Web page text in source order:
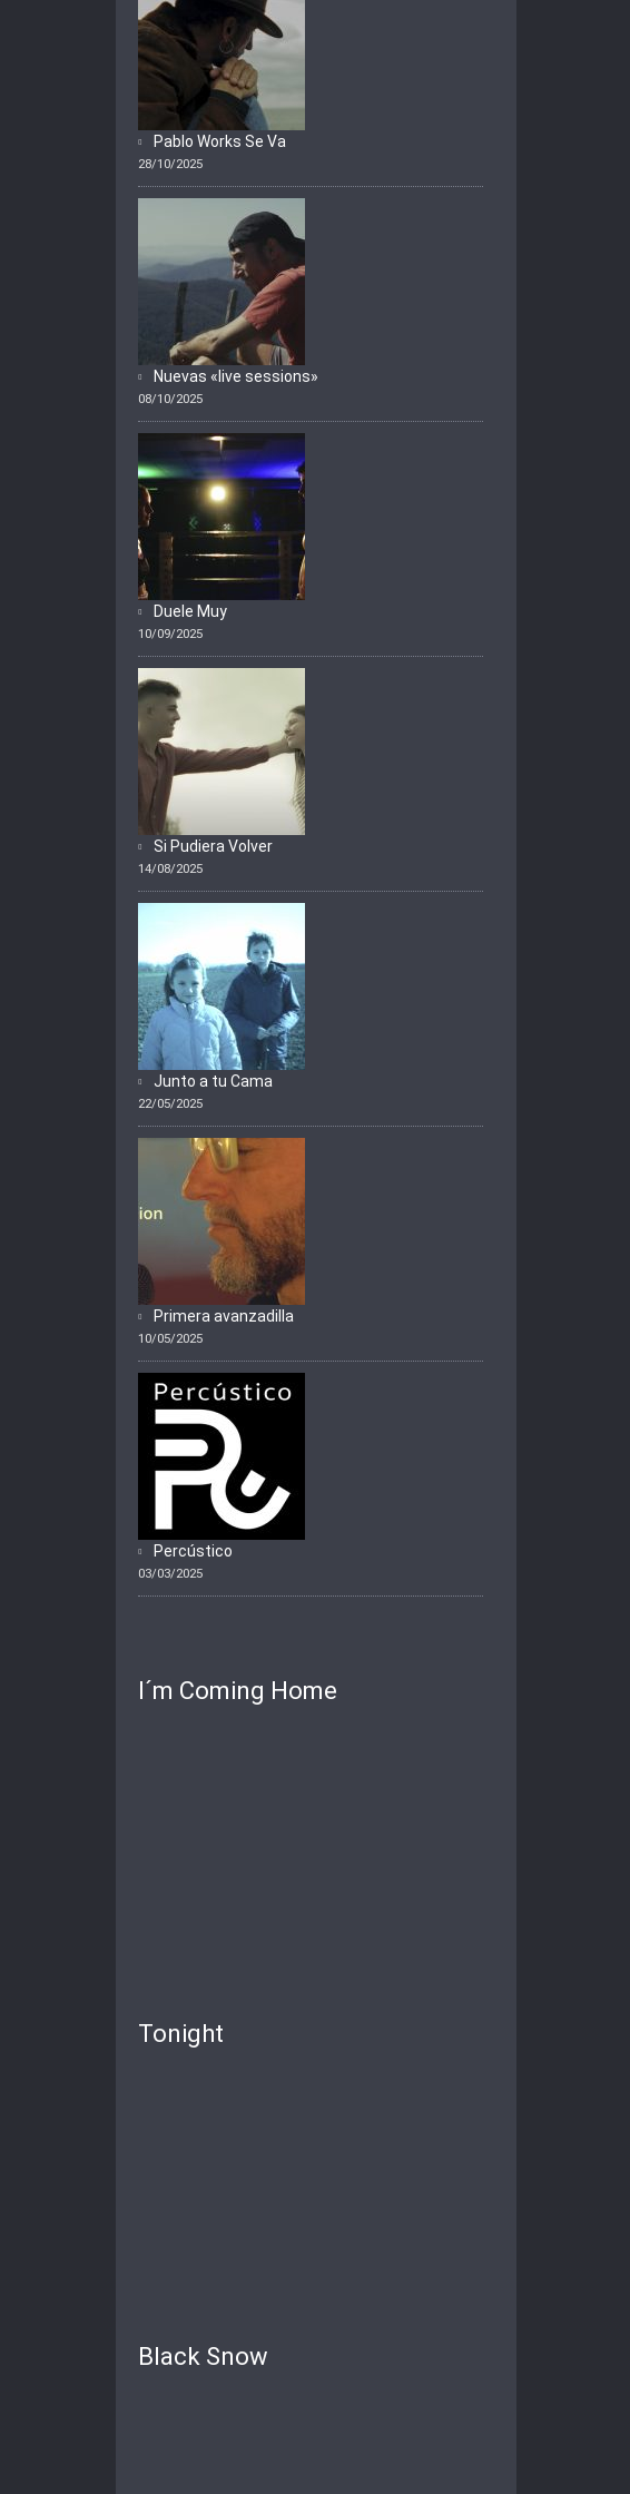
Pablo Works Se Va
28/10/2025
Nuevas «live sessions»
08/10/2025
Duele Muy
10/09/2025
Si Pudiera Volver
14/08/2025
Junto a tu Cama
22/05/2025
Primera avanzadilla
10/05/2025
Percústico
03/03/2025
I´m Coming Home
Tonight
Black Snow